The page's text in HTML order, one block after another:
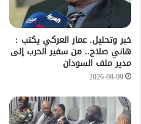
خبر وتحليل. عمار العركي يكتب :
هاني صلاح.. من سفير الحرب إلى
مدير ملف السودان
2026-08-09